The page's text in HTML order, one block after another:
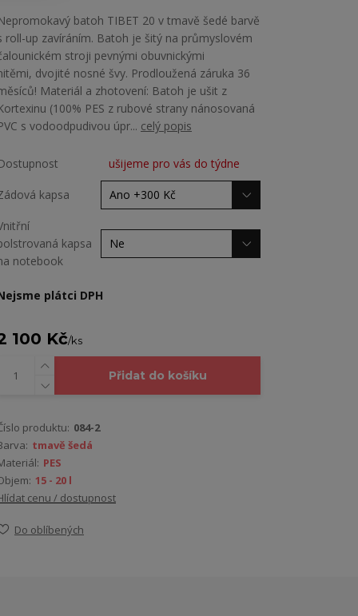
batoh TIBET 20 v tmavě šedé barvě
roll-up zavíráním. Batoh je šitý na průmyslovém
stroji pevnými obuvnickými
dvojité nosné švy. Prodloužená záruka 36
Materiál a zhotovení: Batoh je ušit z
(100% PES z rubové strany nánosovaná
s vodoodpudivou úpr... celý popis
ušijeme pro vás do týdne
kapsa
kapsa
notebook
plátci DPH
100 Kč/ks
Přidat do košíku
produktu: 084-2
tmavě šedá
PES
15 - 20 l
cenu / dostupnost
Do oblíbených